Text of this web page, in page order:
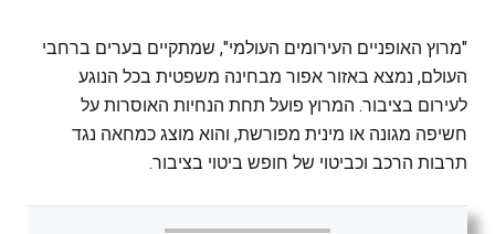
"מרוץ האופניים העירומים העולמי", שמתקיים בערים ברחבי
העולם, נמצא באזור אפור מבחינה משפטית בכל הנוגע
לעירום בציבור. המרוץ פועל תחת הנחיות האוסרות על
חשיפה מגונה או מינית מפורשת, והוא מוצג כמחאה נגד
תרבות הרכב וכביטוי של חופש ביטוי בציבור.